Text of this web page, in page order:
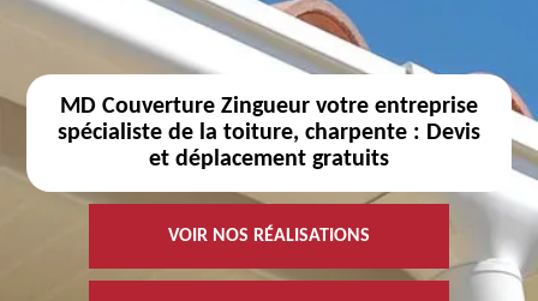
MD Couverture Zingueur votre entreprise
spécialiste de la toiture, charpente : Devis
et déplacement gratuits
VOIR NOS RÉALISATIONS